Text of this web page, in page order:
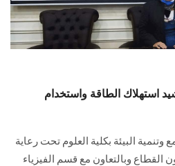
الطاقة واستخدام
البيئة بكلية العلوم تحت رعاية
القطاع وبالتعاون مع قسم الفيزياء